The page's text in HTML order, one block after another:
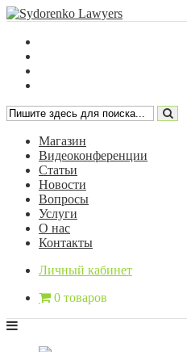
Магазин
Видеоконференции
Статьи
Новости
Вопросы
Услуги
О нас
Контакты
Личный кабинет
0 товаров